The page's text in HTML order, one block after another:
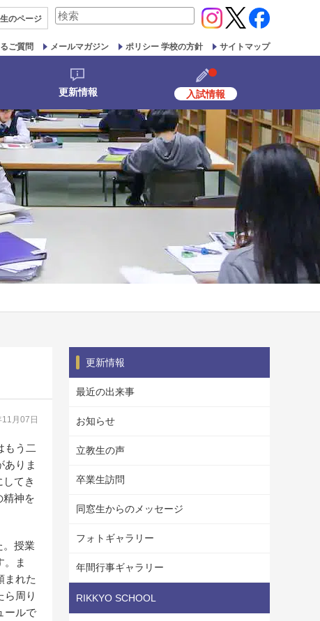
のページ
検
対
象:
ご質問 メールマガジン ポリシー 学校の方針 サイトマップ
更新情報 入試情報
11月07日
もう二
ありま
てき
精神を
。授業
。ま
まれた
ら周り
ールで
更新情報
最近の出来事
お知らせ
立教生の声
卒業生訪問
同窓生からのメッセージ
フォトギャラリー
年間行事ギャラリー
RIKKYO SCHOOL